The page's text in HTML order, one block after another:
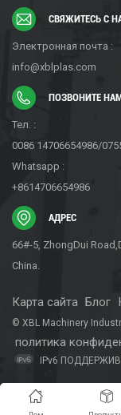
СВЯЖИТЕСЬ С
Электронная почта :
info@xblplas.com
ПОЗВОНИТЕ
Тел. :
0086 14706654986/
Whatsapp :
+8614706654986
АДРЕС
66#-5, ZhongDui
China.
Карта сайта Блог
© XBL Machinery
политика
IPv6